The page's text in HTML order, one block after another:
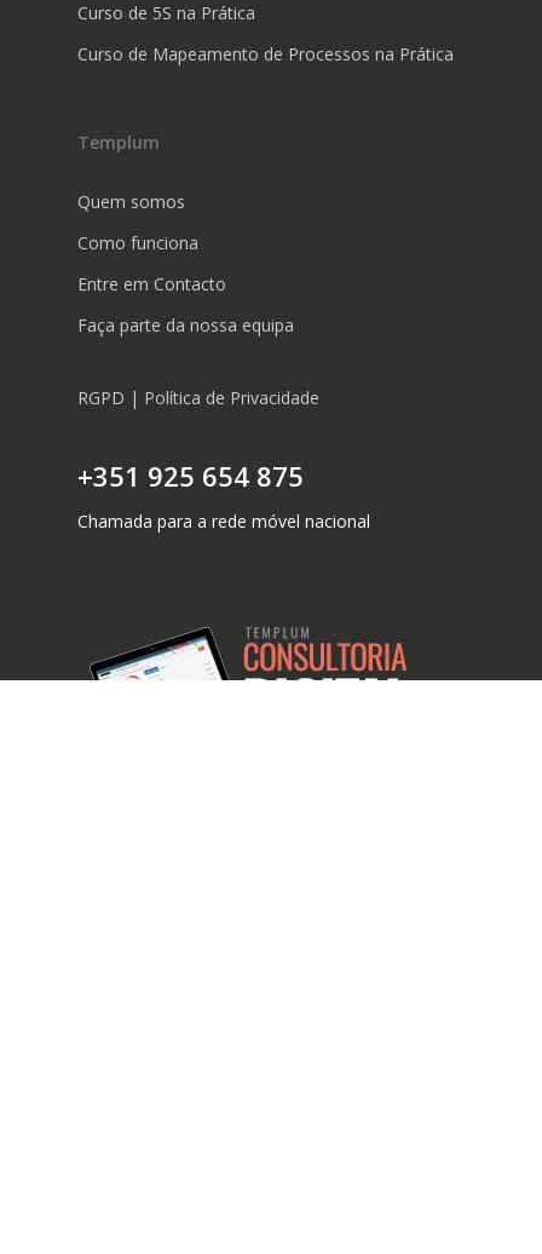
Curso de 5S na Prática
Curso de Mapeamento de Processos na Prática
Templum
Quem somos
Como funciona
Entre em Contacto
Faça parte da nossa equipa
RGPD | Política de Privacidade
+351 925 654 875
Chamada para a rede móvel nacional